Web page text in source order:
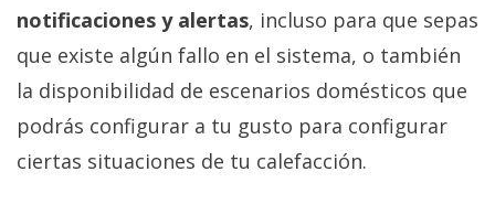
notificaciones y alertas, incluso para que sepas
que existe algún fallo en el sistema, o también
la disponibilidad de escenarios domésticos que
podrás configurar a tu gusto para configurar
ciertas situaciones de tu calefacción.